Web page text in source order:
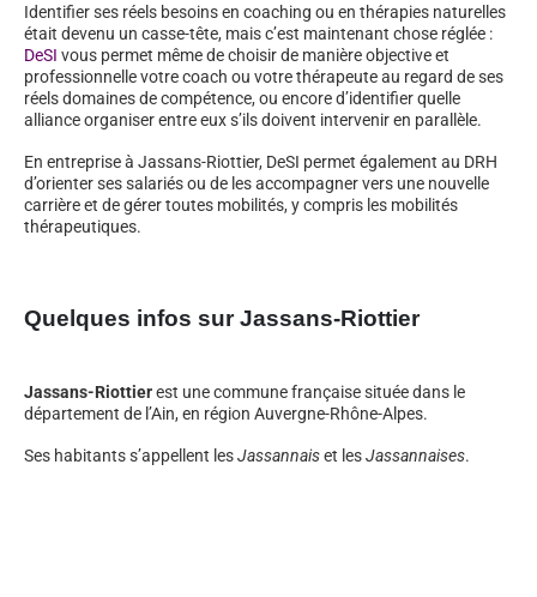
Identifier ses réels besoins en coaching ou en thérapies naturelles
était devenu un casse-tête, mais c’est maintenant chose réglée :
DeSI vous permet même de choisir de manière objective et
professionnelle votre coach ou votre thérapeute au regard de ses
réels domaines de compétence, ou encore d’identifier quelle
alliance organiser entre eux s’ils doivent intervenir en parallèle.
En entreprise à Jassans-Riottier, DeSI permet également au DRH
d’orienter ses salariés ou de les accompagner vers une nouvelle
carrière et de gérer toutes mobilités, y compris les mobilités
thérapeutiques.
Quelques infos sur Jassans-Riottier
Jassans-Riottierest une commune française située dans le
département de l’Ain, en région Auvergne-Rhône-Alpes.
Ses habitants s’appellent lesJassannaiset lesJassannaises.